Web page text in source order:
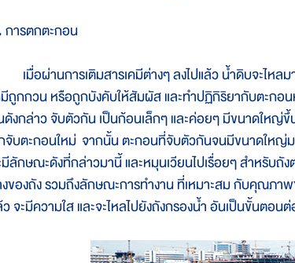
การตกตะกอน
ผ่านการเติมสารเคมีต่างๆ ลงไปแล้ว น้ำดิบจะไหลมา
ถูกกวน หรือถูกบังคับให้สัมผัส และทำปฏิกิริยากับตะกอ
ดังกล่าว จับตัวกัน เป็นก้อนเล็กๆ และค่อยๆ มีขนาดให
จับตะกอนใหม่ จากนั้น ตะกอนที่จับตัวกันจนมีขนาดให
ลักษณะดังที่กล่าวมานี้ และหมุนเวียนไปเรื่อยๆ สำหรับ
งของถัง รวมถึงลักษณะการทำงาน ที่เหมาะสม กับคุณภ
จะมีความใส และจะไหลไปยังถังกรองน้ำ อันเป็นขั้นตอนต่